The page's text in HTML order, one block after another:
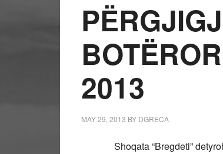
2013
MAY 29, 2013 BY DGRECA
Shoqata “Bregdeti”